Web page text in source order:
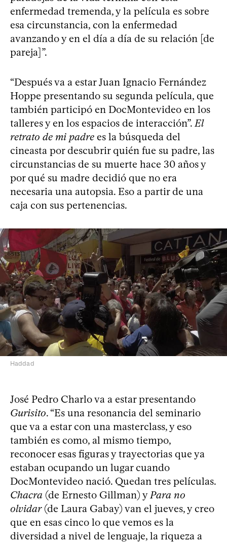
enfermedad tremenda, y la película es sobre
esa circunstancia, con la enfermedad
avanzando y en el día a día de su relación [de
pareja]”.
“Después va a estar Juan Ignacio Fernández
Hoppe presentando su segunda película, que
también participó en DocMontevideo en los
talleres y en los espacios de interacción”.El
retrato de mi padre es la búsqueda del
cineasta por descubrir quién fue su padre, las
circunstancias de su muerte hace 30 años y
por qué su madre decidió que no era
necesaria una autopsia. Eso a partir de una
caja con sus pertenencias.
Haddad
José Pedro Charlo va a estar presentando
Gurisito. “Es una resonancia del seminario
que va a estar con una masterclass, y eso
también es como, al mismo tiempo,
reconocer esas figuras y trayectorias que ya
estaban ocupando un lugar cuando
DocMontevideo nació. Quedan tres películas.
Chacra (de Ernesto Gillman) yPara no
olvidar(de Laura Gabay) van el jueves, y creo
que en esas cinco lo que vemos es la
diversidad a nivel de lenguaje, la riqueza a